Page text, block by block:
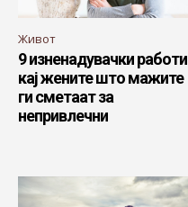
Живот
9 изненадувачки работи
кај жените што мажите
ги сметаат за
непривлечни